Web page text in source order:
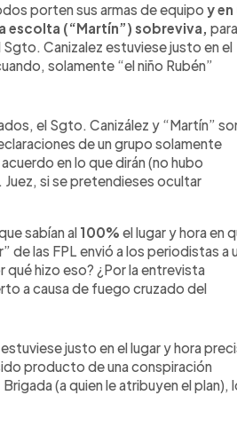
porten sus armas de equipo y en
escolta (“Martín”) sobreviva, para
Canizalez estuviese justo en el
solamente “el niño Rubén”
el Sgto. Canizález y “Martín”
de un grupo solamente
en lo que dirán (no hubo
Juez, si se pretendieses ocultar
sabían al 100% el lugar y hora en
de las FPL envió a los periodistas a
qué hizo eso? ¿Por la entrevista
a causa de fuego cruzado del
justo en el lugar y hora
producto de una conspiración
(a quien le atribuyen el plan),